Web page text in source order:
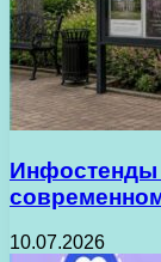
10.07.2026